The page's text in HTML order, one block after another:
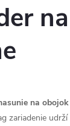
na
na obojok
zariadenie udrží